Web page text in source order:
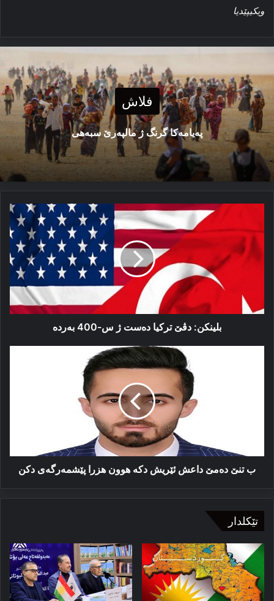
ویكیپێدیا
فلاش
پەیامەكا گرنگ ژ مالپەرێ سبەهی
بلینكن:
تركیا
دەست
ژ
س-400
بلینكن: دڤێ تركیا دەست ژ س-400 بەردە
ب
پێشمەرگەى
دكن
ب تنێ دەمێ داعش ئێریش دكە ھوون ھزرا پێشمەرگەى دكن
تێکلدار